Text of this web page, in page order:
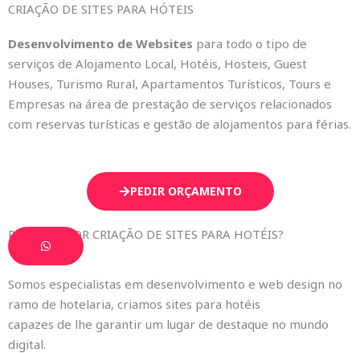
CRIAÇÃO DE SITES PARA HÓTEIS
Desenvolvimento de Websites para todo o tipo de
serviços de Alojamento Local, Hotéis, Hosteis, Guest
Houses, Turismo Rural, Apartamentos Turísticos, Tours e
Empresas na área de prestação de serviços relacionados
com reservas turísticas e gestão de alojamentos para férias.
PEDIR ORÇAMENTO
PROCURA POR CRIAÇÃO DE SITES PARA HOTÉIS?
Somos especialistas em desenvolvimento e web design no
ramo de hotelaria, criamos sites para hotéis
capazes de lhe garantir um lugar de destaque no mundo
digital.